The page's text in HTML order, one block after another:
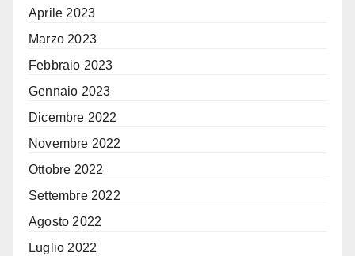
Aprile 2023
Marzo 2023
Febbraio 2023
Gennaio 2023
Dicembre 2022
Novembre 2022
Ottobre 2022
Settembre 2022
Agosto 2022
Luglio 2022